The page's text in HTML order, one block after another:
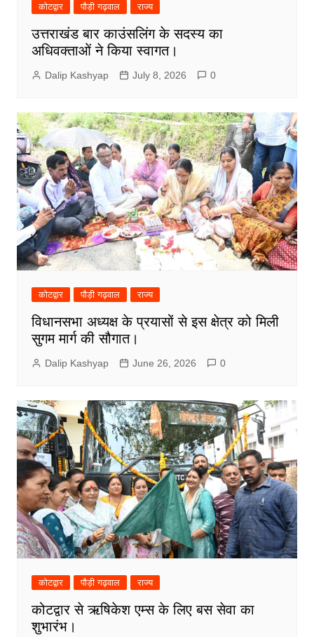
कोटद्वार पौड़ी गढ़वाल राज्य
उत्तराखंड बार काउंसलिंग के सदस्य का
अधिवक्ताओं ने किया स्वागत।
Dalip Kashyap July 8, 2026 0
कोटद्वार पौड़ी गढ़वाल राज्य
विधानसभा अध्यक्ष के प्रयासों से इस क्षेत्र को मिली
सुगम मार्ग की सौगात।
Dalip Kashyap June 26, 2026 0
कोटद्वार पौड़ी गढ़वाल राज्य
कोटद्वार से ऋषिकेश एम्स के लिए बस सेवा का
शुभारंभ।